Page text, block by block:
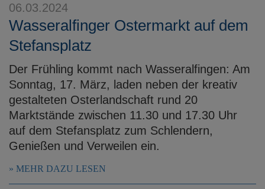
06.03.2024
Wasseralfinger Ostermarkt auf dem
Stefansplatz
Der Frühling kommt nach Wasseralfingen: Am
Sonntag, 17. März, laden neben der kreativ
gestalteten Osterlandschaft rund 20
Marktstände zwischen 11.30 und 17.30 Uhr
auf dem Stefansplatz zum Schlendern,
Genießen und Verweilen ein.
MEHR DAZU LESEN